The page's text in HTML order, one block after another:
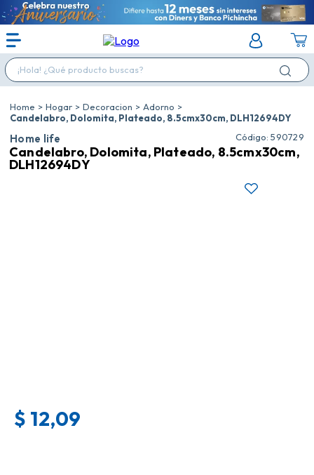
¡Hola! ¿Qué producto buscas?
Hogar Decoracion
Adorno
Candelabro, Dolomita, Plateado, 8.5cmx30cm, DLH12694DY
Home life : 590729
Candelabro, Dolomita, Plateado, 8.5cmx30cm,
DLH12694DY
$ 12,09